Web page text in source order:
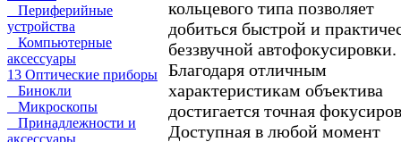
Периферийные
устройства
Компьютерные
аксессуары
13 Оптические приборы
Бинокли
Микроскопы
Принадлежности и
аксессуары
кольцевого типа позволяет
добиться быстрой и
беззвучной автофокусировки.
Благодаря отличным
характеристикам объектива
достигается точная
Доступная в любой момент